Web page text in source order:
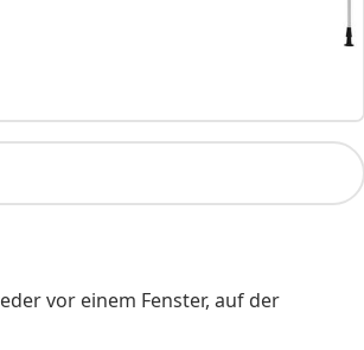
vor einem Fenster, auf der